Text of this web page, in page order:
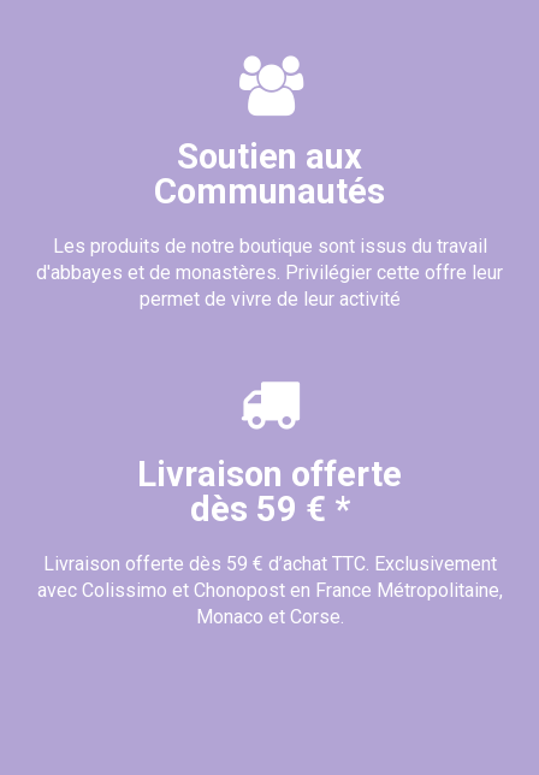
Soutien aux
Communautés
Les produits de notre boutique sont issus du travail
d'abbayes et de monastères. Privilégier cette offre leur
permet de vivre de leur activité
Livraison offerte
dès 59 € *
Livraison offerte dès 59 € d’achat TTC. Exclusivement
avec Colissimo et Chonopost en France Métropolitaine,
Monaco et Corse.